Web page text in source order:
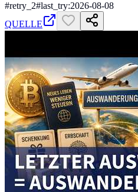
#retry_2#last_try:2026-08-08
QUELLE